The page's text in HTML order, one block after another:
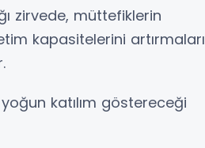
zirvede, müttefiklerin
kapasitelerini artırmaları
katılım göstereceği